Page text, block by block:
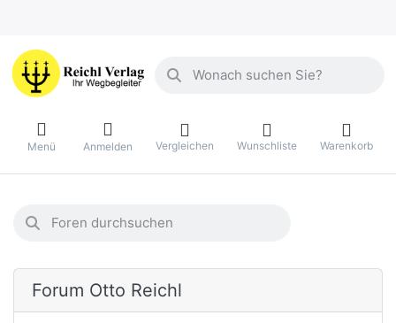
Geben Sie einen Suchbegriff ein.
Menü Anmelden Vergleichen Wunschliste Warenkorb
Geben Sie einen Suchbegriff ein. Während Sie tippen,
Forum Otto Reichl